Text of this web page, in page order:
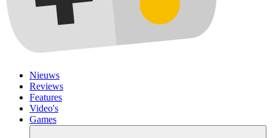
Nieuws
Reviews
Features
Video's
Games